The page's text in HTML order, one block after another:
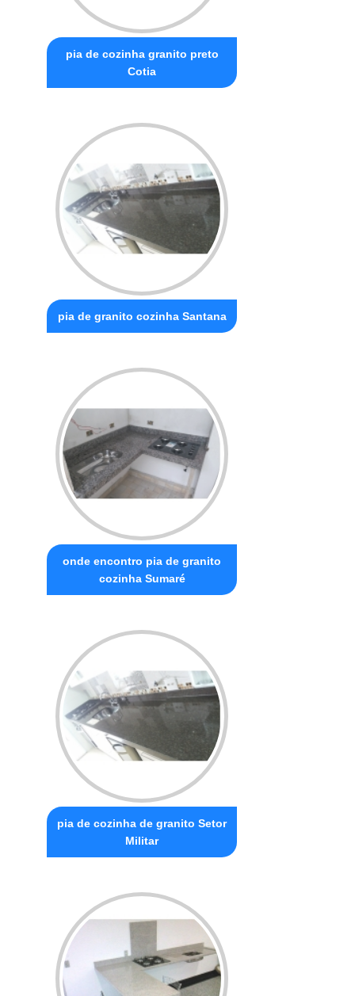
pia de cozinha granito preto
Cotia
pia de granito cozinha Santana
onde encontro pia de granito
cozinha Sumaré
pia de cozinha de granito Setor
Militar